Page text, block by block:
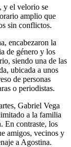
y el velorio se
amplio que
sin conflictos.
encabezaron la
de género y los
siendo una de las
ubicada a unos
de personas
o periodistas.
Gabriel Vega
a la familia
En contraste, los
amigos, vecinos y
a Agostina.